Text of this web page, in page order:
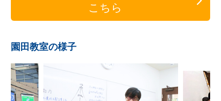
こちら
園田教室の様子